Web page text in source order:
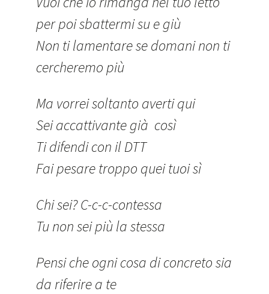
per poi sbattermi su e giù
Non ti lamentare se domani non ti
cercheremo più
Ma vorrei soltanto averti qui
Sei accattivante già così
Ti difendi con il DTT
Fai pesare troppo quei tuoi sì
Chi sei? C-c-c-contessa
Tu non sei più la stessa
Pensi che ogni cosa di concreto sia
da riferire a te